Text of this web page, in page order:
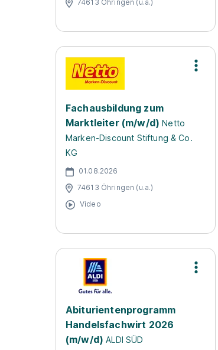
74613 Öhringen (u.a.)
Fachausbildung zum
Marktleiter (m/w/d) Netto
Marken-Discount Stiftung & Co.
KG
01.08.2026
74613 Öhringen (u.a.)
Video
Abiturientenprogramm
Handelsfachwirt 2026
(m/w/d) ALDI SÜD